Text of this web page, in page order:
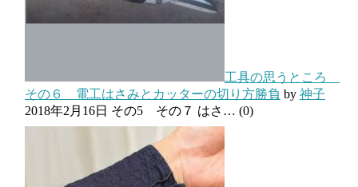
工具の思うところ
その６ 電工はさみとカッターの切り方勝負 by 神子
2018年2月16日 その5 その７ はさ… (0)